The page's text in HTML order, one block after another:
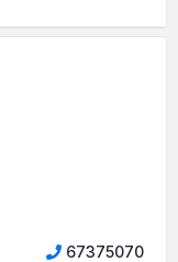
67375070